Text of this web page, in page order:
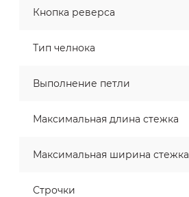
Кнопка реверса
Тип челнока
Выполнение петли
Максимальная длина стежка
Максимальная ширина стежка
Строчки